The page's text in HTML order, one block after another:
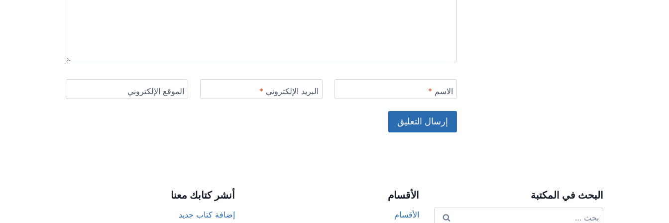
الاسم * البريد الإلكتروني * الموقع الإلكتروني
البحث في المكتبة الأقسام
الأقسام
أنشر كتابك معنا
إضافة كتاب جديد